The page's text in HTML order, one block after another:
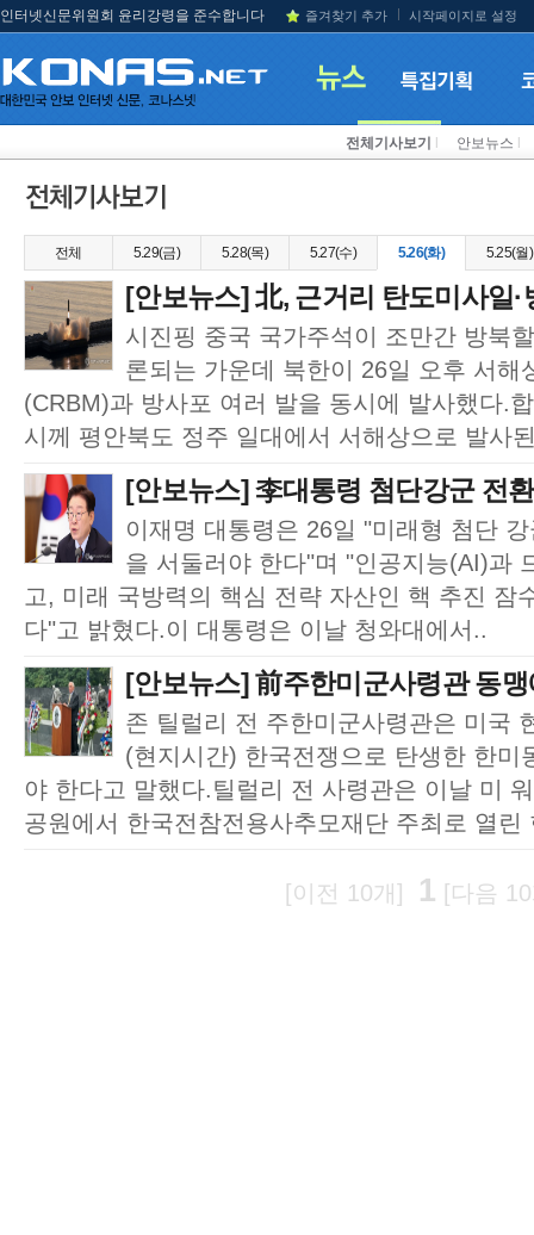
인터넷신문위원회 윤리강령을 준수합니다 즐겨찾기 추가 시작페이지로 설정
전체기사보기 안보뉴스
전체 5.29(금) 5.28(목) 5.27(수) 5.26(화) 5.25(월)
[안보뉴스] 北, 근거리 탄도미사일·
시진핑 중국 국가주석이 조만간 방북
론되는 가운데 북한이 26일 오후 서해
(CRBM)과 방사포 여러 발을 동시에 발사했다.
시께 평안북도 정주 일대에서 서해상으로 발사
[안보뉴스] 李대통령 첨단강군 전
이재명 대통령은 26일 "미래형 첨단
을 서둘러야 한다"며 "인공지능(AI)과
고, 미래 국방력의 핵심 전략 자산인 핵 추진 잠
다"고 밝혔다.이 대통령은 이날 청와대에서..
[안보뉴스] 前주한미군사령관 동
존 틸럴리 전 주한미군사령관은 미국
(현지시간) 한국전쟁으로 탄생한 한미
야 한다고 말했다.틸럴리 전 사령관은 이날 미
공원에서 한국전참전용사추모재단 주최로 열린
[이전 10개] 1 [다음